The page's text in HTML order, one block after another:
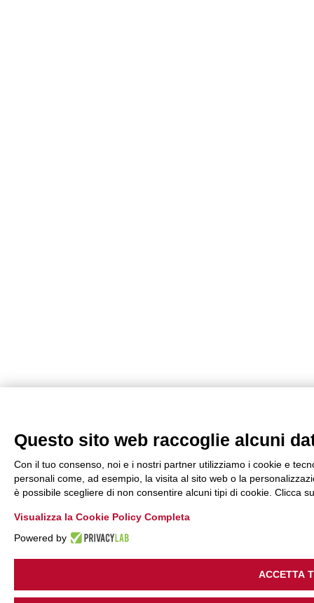
Questo sito web raccoglie alcuni
Con il tuo consenso, noi e i nostri partner utilizziamo i cookie e
personali come, ad esempio, la visita al sito web o la
è possibile scegliere di non consentire alcuni tipi di cookie. Clicca
Visualizza la Cookie Policy Completa
Powered by
ACCETTA